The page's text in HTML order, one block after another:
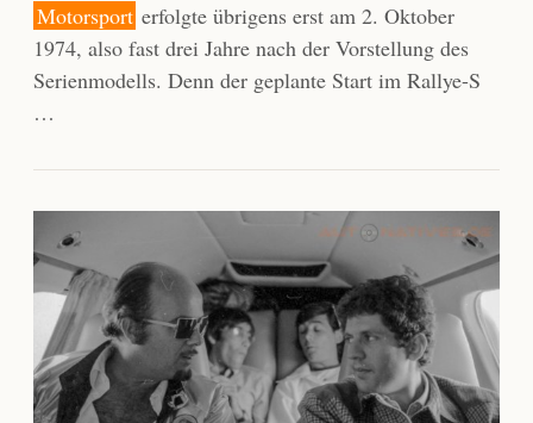
Motorsport erfolgte übrigens erst am 2. Oktober
1974, also fast drei Jahre nach der Vorstellung des
Serienmodells. Denn der geplante Start im Rallye-S
…